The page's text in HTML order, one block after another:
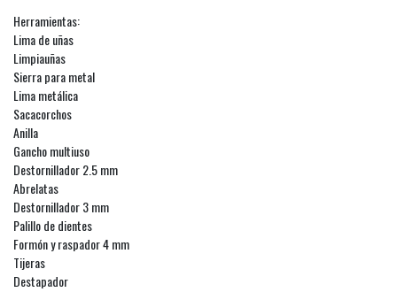
Herramientas:
Lima de uñas
Limpiauñas
Sierra para metal
Lima metálica
Sacacorchos
Anilla
Gancho multiuso
Destornillador 2.5 mm
Abrelatas
Destornillador 3 mm
Palillo de dientes
Formón y raspador 4 mm
Tijeras
Destapador